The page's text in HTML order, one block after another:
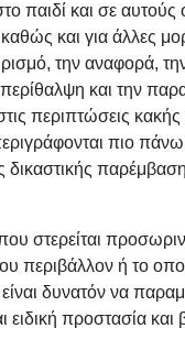
παιδί και σε αυτούς
καθώς και για άλλες
την αναφορά,
και την
περιπτώσεις κακής
πιο πάνω,
δικαστικής
στερείται
περιβάλλον ή το
δυνατόν να
ειδική προστασία